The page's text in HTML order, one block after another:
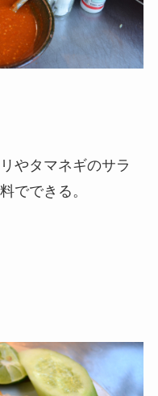
やタマネギのサラ
でできる。